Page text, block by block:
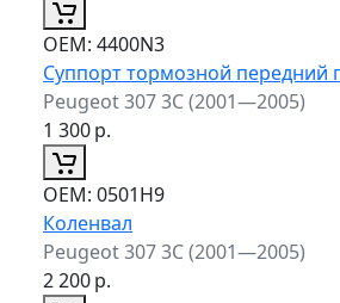
ОЕМ: 4400N3
Суппорт тормозной передний
Peugeot 307 3C (2001—2005)
1 300р.
ОЕМ: 0501H9
Коленвал
Peugeot 307 3C (2001—2005)
2 200р.